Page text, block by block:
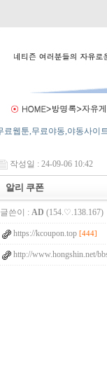
작성일 : 24-09-06 10:42
알리 쿠폰
글쓴이 : AD (154.♡.138.167)
https://kcoupon.top [444]
http://www.hongshin.net/